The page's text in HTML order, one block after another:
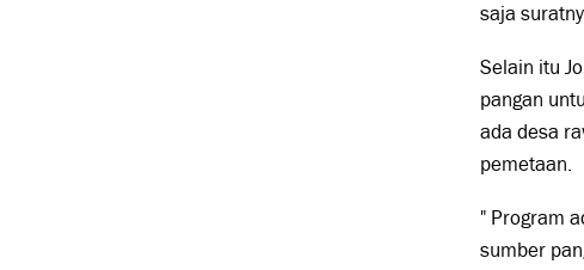
saja
Selain itu
pangan
ada desa
pemetaan.
" Program
sumber